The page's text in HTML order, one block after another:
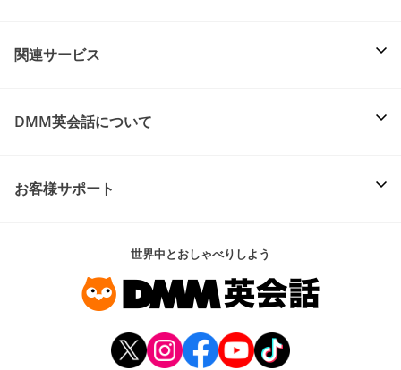
関連サービス
DMM英会話について
お客様サポート
世界中とおしゃべりしよう